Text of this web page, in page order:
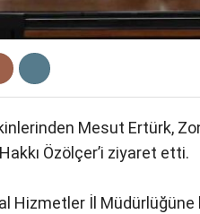
Mesut Ertürk,
Özölçer’i ziyaret etti.
Hizmetler İl